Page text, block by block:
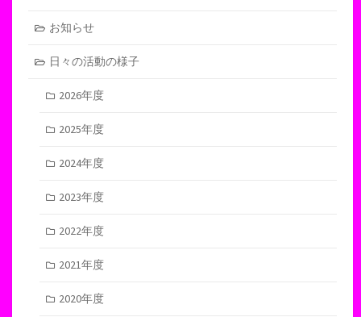
お知らせ
日々の活動の様子
2026年度
2025年度
2024年度
2023年度
2022年度
2021年度
2020年度